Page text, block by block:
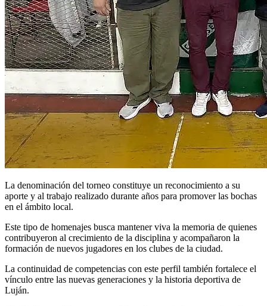
La denominación del torneo constituye un reconocimiento a su
aporte y al trabajo realizado durante años para promover las bochas
en el ámbito local.
Este tipo de homenajes busca mantener viva la memoria de quienes
contribuyeron al crecimiento de la disciplina y acompañaron la
formación de nuevos jugadores en los clubes de la ciudad.
La continuidad de competencias con este perfil también fortalece el
vínculo entre las nuevas generaciones y la historia deportiva de
Luján.